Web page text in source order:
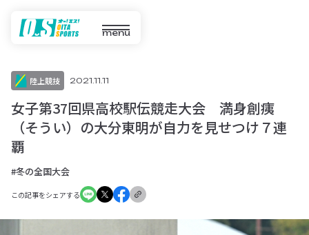
menu
陸上競技 2021.11.11
女子第37回県高校駅伝競走大会 満身創痍
（そうい）の大分東明が自力を見せつけ７連
覇
#冬の全国大会
この記事をシェアする